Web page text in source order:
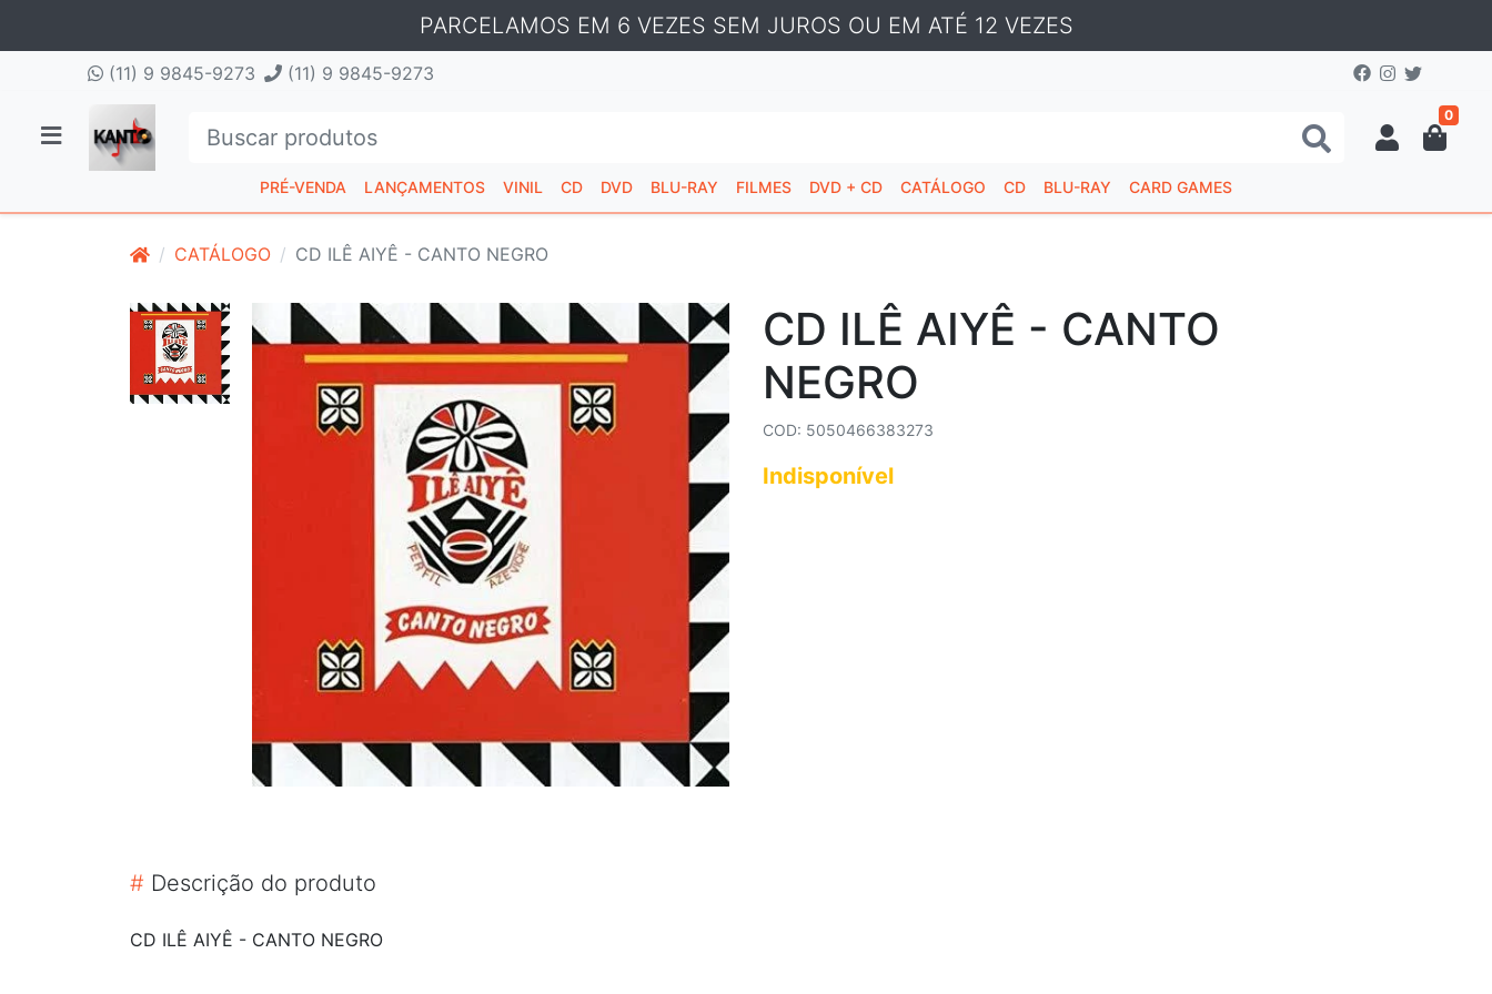
PARCELAMOS EM 6 VEZES SEM JUROS OU EM ATÉ 12 VEZES
(11) 9 9845-9273 (11) 9 9845-9273
0
PRÉ-VENDA LANÇAMENTOS VINIL CD DVD BLU-RAY FILMES DVD + CD CATÁLOGO CD BLU-RAY CARD GAMES
CATÁLOGO CD ILÊ AIYÊ ‎- CANTO NEGRO
CD ILÊ AIYÊ ‎- CANTO
NEGRO
COD: 5050466383273
Indisponível
# Descrição do produto
CD ILÊ AIYÊ ‎- CANTO NEGRO